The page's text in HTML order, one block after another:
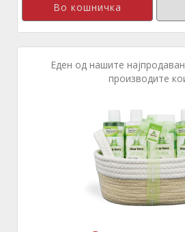
Еден од нашите
производите